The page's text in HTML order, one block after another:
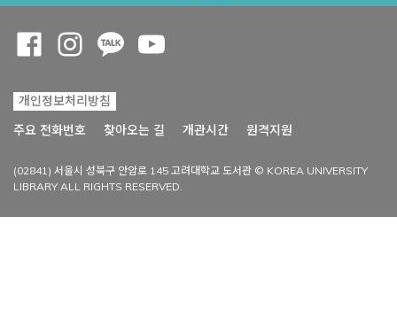
개인정보처리방침
주요 전화번호
찾아오는 길 개관시간 원격지원
(02841) 서울시 성북구 안암로 145 고려대학교 도서관 © KOREA UNIVERSITY
LIBRARY ALL RIGHTS RESERVED.
Opens a new window
Opens a new window
Opens a new window